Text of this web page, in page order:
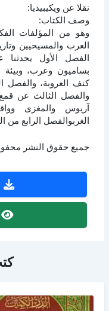
نقلا عن ويكيبيديا:
وصف الكتاب:
وهو من المؤلفات
العرب والمسيحيين
الفصل الأول يحدثنا
بساميون وعرب، وبيئة
كنف العروبة، والفصل
والفصل الثالث عن
آريوس والمغزى
الغربوالفصل الرابع من
جميع حقوق النشر